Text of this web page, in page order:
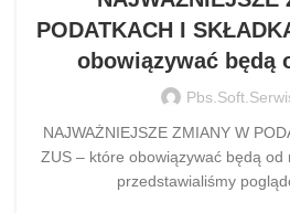
PODATKACH I
obowiązywać będą
NAJWAŻNIEJSZE ZMIANY W
ZUS – które obowiązywać będą od
przedstawialiśmy